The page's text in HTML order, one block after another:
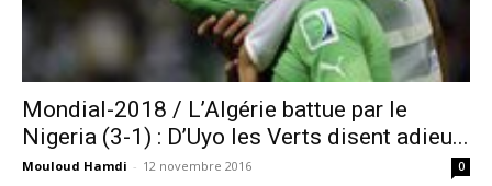
Mondial-2018 / L’Algérie battue par le
Nigeria (3-1) : D’Uyo les Verts disent adieu...
Mouloud Hamdi - 12 novembre 2016 0